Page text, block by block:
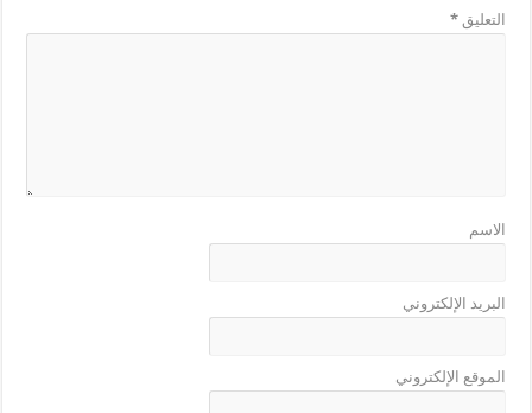
التعليق*
الاسم
البريد الإلكتروني
الموقع الإلكتروني